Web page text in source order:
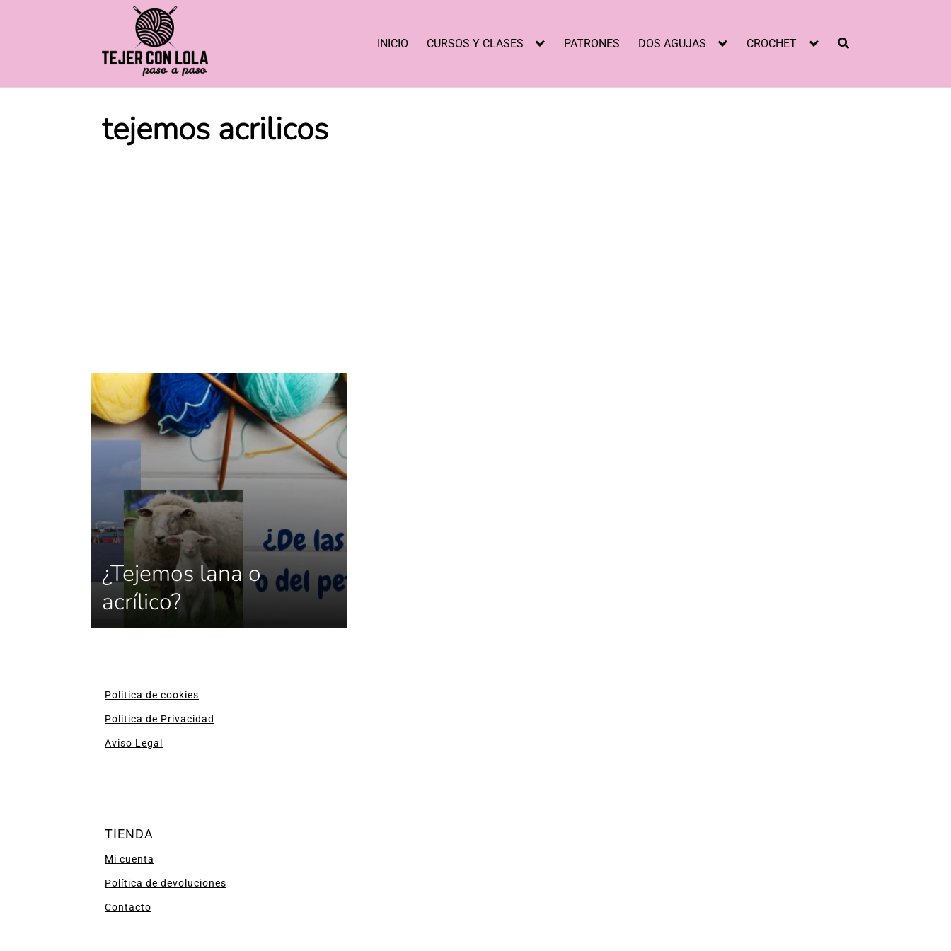
INICIO CURSOS Y CLASES PATRONES DOS AGUJAS CROCHET
tejemos acrilicos
¿Tejemos lana o
acrílico?
Política de cookies
Política de Privacidad
Aviso Legal
TIENDA
Mi cuenta
Política de devoluciones
Contacto